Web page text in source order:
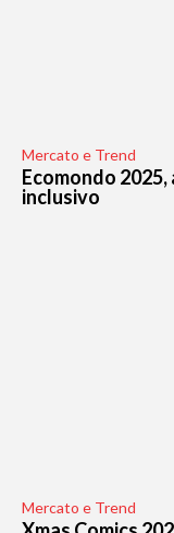
Mercato e Trend
Ecomondo
inclusivo
Mercato e Trend